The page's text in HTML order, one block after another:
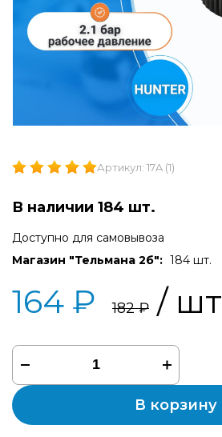
Артикул: 17A (1)
В наличии 184 шт.
Доступно для самовывоза
Магазин "Тельмана 2б": 184 шт.
164 ₽ 182 ₽ / шт
В корзину